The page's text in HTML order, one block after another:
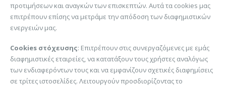
προτιμήσεων και αναγκών των επισκεπτών. Αυτά τα cookies μας
επιτρέπουν επίσης να μετράμε την απόδοση των διαφημιστικών
ενεργειών μας.
Cookies στόχευσης: Επιτρέπουν στις συνεργαζόμενες με εμάς
διαφημιστικές εταιρείες, να κατατάξουν τους χρήστες αναλόγως
των ενδιαφερόντων τους και να εμφανίζουν σχετικές διαφημίσεις
σε τρίτες ιστοσελίδες. Λειτουργούν προσδιορίζοντας το